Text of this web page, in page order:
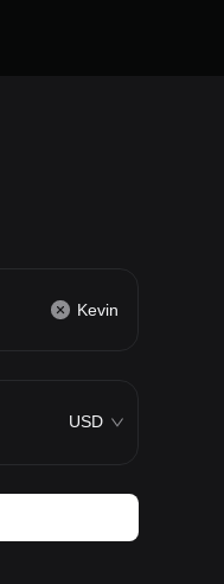
Kevin
USD